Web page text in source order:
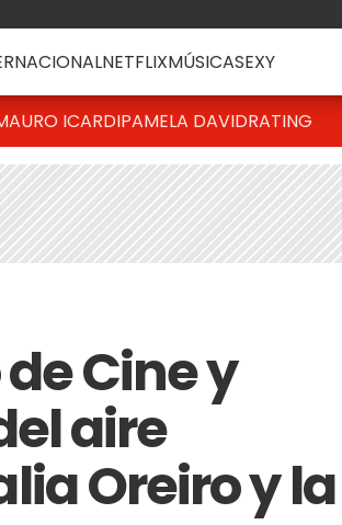
NETFLIXMÚSICASEXY
ICARDIPAMELA DAVIDRATING
Cine y
aire
Oreiro y la